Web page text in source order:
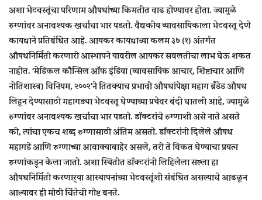
अशा भेटवस्तूंचा परिणाम औषधांच्या किमतीत वाढ होण्यावर होता. ज्यामुळे
रुग्णांवर अनावश्यक खर्चाचा भार पडतो. वैद्यकीय व्यावसायिकाला भेटवस्तू देणे
कायद्याने प्रतिबंधित आहे. आयकर कायद्याच्या कलम ३७ (१) अंतर्गत
औषधनिर्मिती करणारी आस्थापने यावरील आयकर सवलतीचा लाभ घेऊ शकत
नाहीत. ‘मेडिकल कौन्सिल ऑफ इंडिया (व्यावसायिक आचार, शिष्टाचार आणि
नीतिशास्त्र) विनियम, २००२’ने तितक्याच प्रभावी औषधांपेक्षा महाग ब्रँडेड औषध
लिहून देण्यासाठी महागड्या भेटवस्तू घेण्याच्या प्रथेवर बंदी घातली आहे, ज्यामुळे
रुग्णांवर अनावश्यक खर्चाचा भार पडतो. डॉक्टरांचे रुग्णाशी असे नाते असते
की, त्यांचा एकच शब्द रुग्णासाठी अंतिम असतो. डॉक्टरांनी दिलेले औषध
महागडे आणि रुग्णाच्या आवाक्याबाहेर असले, तरी ते विकत घेण्याचा प्रयत्न
रुग्णांकडून केला जातो. अशा स्थितीत डॉक्टरांनी लिहिलेला सल्ला हा
औषधनिर्मिती करणार्‍या आस्थापनांच्या भेटवस्तूंशी संबंधित असल्याचे आढळून
आल्यावर ही मोठी चिंतेची गोष्ट बनते.